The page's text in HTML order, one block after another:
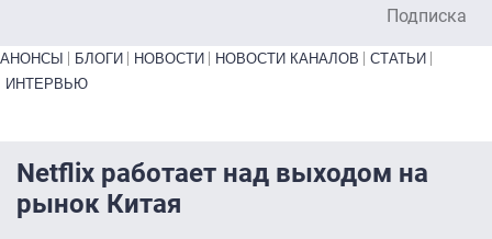
Подписка
Primary links bottom
АНОНСЫ БЛОГИ НОВОСТИ НОВОСТИ КАНАЛОВ
СТАТЬИ
ИНТЕРВЬЮ
Netflix работает над выходом на
рынок Китая